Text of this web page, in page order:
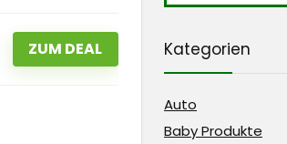
ZUM DEAL Kategorien
Auto
Baby Produkte